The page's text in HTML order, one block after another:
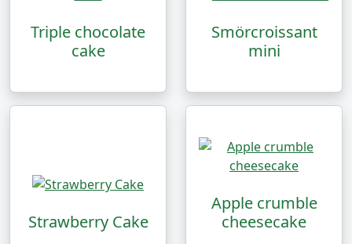
Triple chocolate
cake
Smörcroissant
mini
Strawberry Cake
Apple crumble
cheesecake